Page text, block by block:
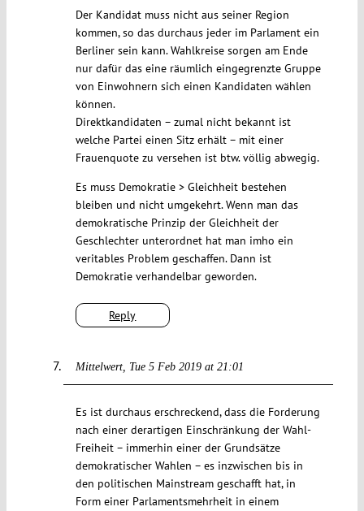
Reply
Der Kandidat muss nicht aus seiner Region
kommen, so das durchaus jeder im Parlament ein
Berliner sein kann. Wahlkreise sorgen am Ende
nur dafür das eine räumlich eingegrenzte Gruppe
von Einwohnern sich einen Kandidaten wählen
können.
Direktkandidaten – zumal nicht bekannt ist
welche Partei einen Sitz erhält – mit einer
Frauenquote zu versehen ist btw. völlig abwegig.
Es muss Demokratie > Gleichheit bestehen
bleiben und nicht umgekehrt. Wenn man das
demokratische Prinzip der Gleichheit der
Geschlechter unterordnet hat man imho ein
veritables Problem geschaffen. Dann ist
Demokratie verhandelbar geworden.
Mittelwert Tue 5 Feb 2019 at 21:01
Es ist durchaus erschreckend, dass die Forderung
nach einer derartigen Einschränkung der Wahl-
Freiheit – immerhin einer der Grundsätze
demokratischer Wahlen – es inzwischen bis in
den politischen Mainstream geschafft hat, in
Form einer Parlamentsmehrheit in einem